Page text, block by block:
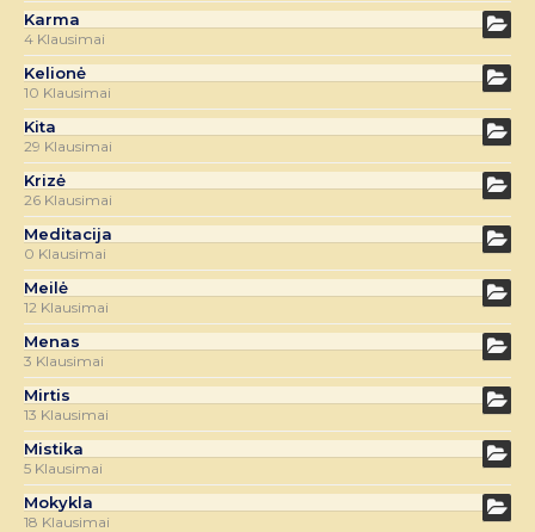
Karma
4 Klausimai
Kelionė
10 Klausimai
Kita
29 Klausimai
Krizė
26 Klausimai
Meditacija
0 Klausimai
Meilė
12 Klausimai
Menas
3 Klausimai
Mirtis
13 Klausimai
Mistika
5 Klausimai
Mokykla
18 Klausimai